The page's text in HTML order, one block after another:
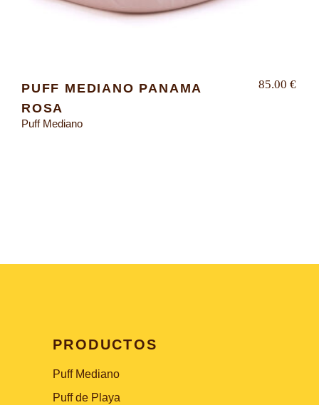
PUFF MEDIANO PANAMA
ROSA
Puff Mediano
85.00 €
PRODUCTOS
Puff Mediano
Puff de Playa